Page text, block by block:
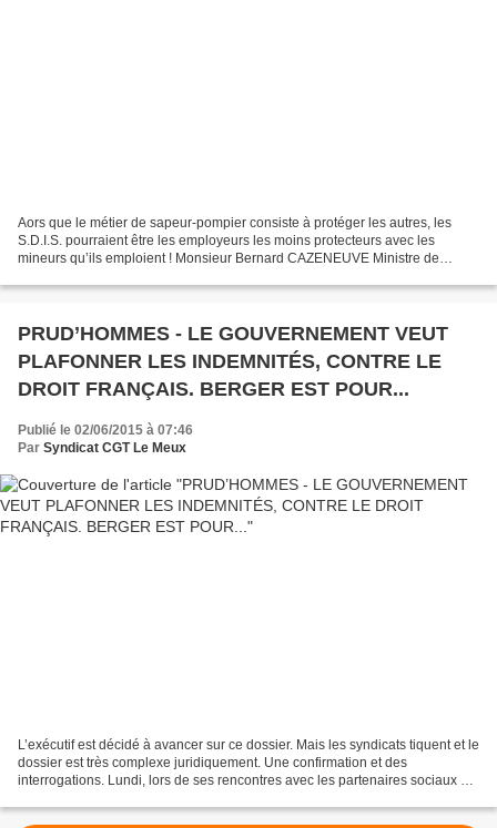
Aors que le métier de sapeur-pompier consiste à protéger les autres, les
S.D.I.S. pourraient être les employeurs les moins protecteurs avec les
mineurs qu’ils emploient ! Monsieur Bernard CAZENEUVE Ministre de
PRUD’HOMMES - LE GOUVERNEMENT VEUT
PLAFONNER LES INDEMNITÉS, CONTRE LE
DROIT FRANÇAIS. BERGER EST POUR...
Publié le 02/06/2015 à 07:46
Par Syndicat CGT Le Meux
L’exécutif est décidé à avancer sur ce dossier. Mais les syndicats tiquent et le
dossier est très complexe juridiquement. Une confirmation et des
interrogations. Lundi, lors de ses rencontres avec les partenaires sociaux sur